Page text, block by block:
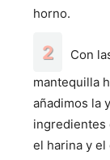
horno.
Con
mantequilla
añadimos la
ingredientes
el harina y el